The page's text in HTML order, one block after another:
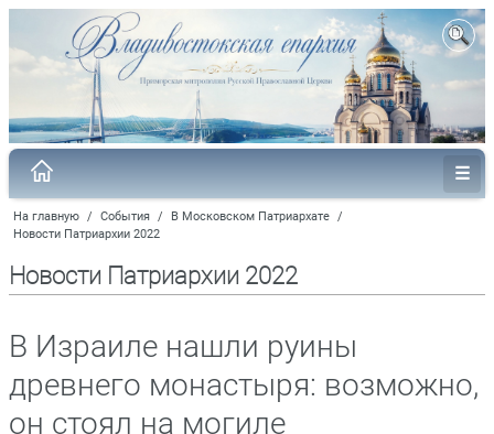
На главную / События / В Московском Патриархате /
Новости Патриархии 2022
Новости Патриархии 2022
В Израиле нашли руины
древнего монастыря: возможно,
он стоял на могиле